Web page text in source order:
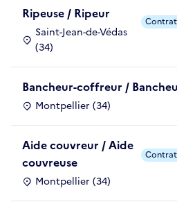
Ripeuse / Ripeur
Saint-Jean-de-Védas
(34)
Bancheur-coffreur /
Montpellier (34)
Aide couvreur / Aide
couvreuse
Montpellier (34)